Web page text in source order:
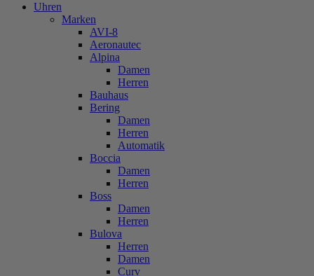
Uhren
Marken
AVI-8
Aeronautec
Alpina
Damen
Herren
Bauhaus
Bering
Damen
Herren
Automatik
Boccia
Damen
Herren
Boss
Damen
Herren
Bulova
Herren
Damen
Curv